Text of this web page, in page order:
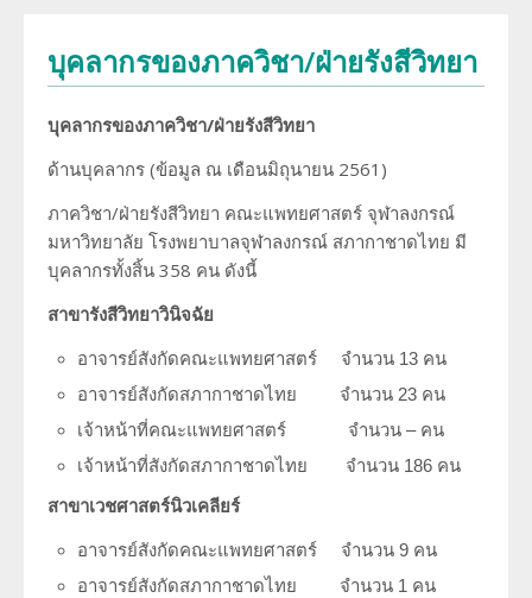
พัฒนาการของภาควิชา
ประวัติหัวหน้าภาควิชา
ความภาคภูมิใจของภาควิชา
โครงสร้างภาควิชา/ฝ่ายรังสีวิทยา
ด้านวิจัย ด้านการบริการวิชาการ
งานด้านประกันคุณภาพ QA และ HA
โครงสร้างทางกายภาพ
ประวัติโรงเรียนรังสีเทคนิค (หลักสูตรนี้ได้ปิดทำการเรียนการสอนแล้ว)
สาขารังสีรักษาและมะเร็งวิทยา
สาขาเวชศาสตร์นิวเคลียร์
แพทย์ประจำบ้านต่อยอด
การศึกษา
ทุนวิจัยและเงินสนับสนุน
ผลงานหนังสือ
บุคลากรของภาควิชา/ฝ่ายรังสีวิทยา
บุคลากรของภาควิชา/ฝ่ายรังสีวิทยา
ด้านบุคลากร (ข้อมูล ณ เดือนมิถุนายน 2561)
ภาควิชา/ฝ่ายรังสีวิทยา คณะแพทยศาสตร์ จุฬาลงกรณ์
มหาวิทยาลัย โรงพยาบาลจุฬาลงกรณ์ สภากาชาดไทย มี
บุคลากรทั้งสิ้น 358 คน ดังนี้
สาขารังสีวิทยาวินิจฉัย
อาจารย์สังกัดคณะแพทยศาสตร์ จำนวน 13 คน
อาจารย์สังกัดสภากาชาดไทย จำนวน 23 คน
เจ้าหน้าที่คณะแพทยศาสตร์ จำนวน – คน
เจ้าหน้าที่สังกัดสภากาชาดไทย จำนวน 186 คน
สาขาเวชศาสตร์นิวเคลียร์
อาจารย์สังกัดคณะแพทยศาสตร์ จำนวน 9 คน
อาจารย์สังกัดสภากาชาดไทย จำนวน 1 คน